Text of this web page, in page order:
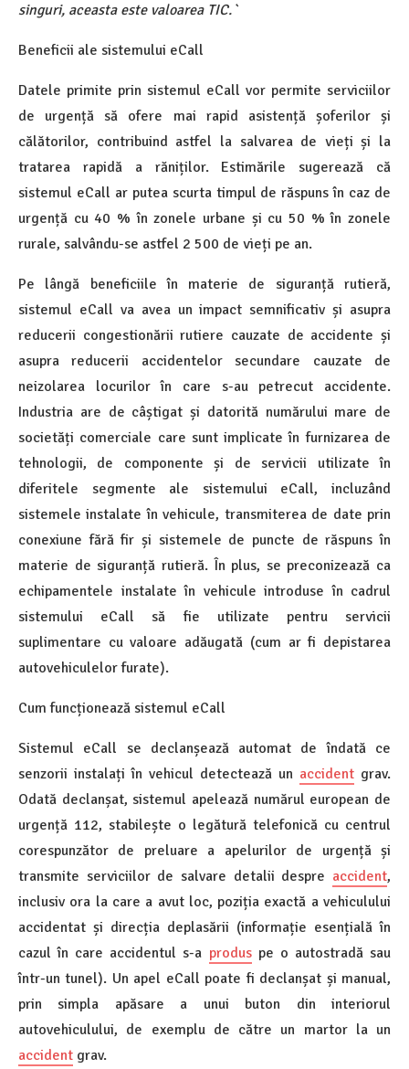
singuri, aceasta este valoarea TIC.`
Beneficii ale sistemului eCall
Datele primite prin sistemul eCall vor permite serviciilor
de urgență să ofere mai rapid asistență șoferilor și
călătorilor, contribuind astfel la salvarea de vieți și la
tratarea rapidă a răniților. Estimările sugerează că
sistemul eCall ar putea scurta timpul de răspuns în caz de
urgență cu 40 % în zonele urbane și cu 50 % în zonele
rurale, salvându-se astfel 2 500 de vieți pe an.
Pe lângă beneficiile în materie de siguranță rutieră,
sistemul eCall va avea un impact semnificativ și asupra
reducerii congestionării rutiere cauzate de accidente și
asupra reducerii accidentelor secundare cauzate de
neizolarea locurilor în care s-au petrecut accidente.
Industria are de câștigat și datorită numărului mare de
societăți comerciale care sunt implicate în furnizarea de
tehnologii, de componente și de servicii utilizate în
diferitele segmente ale sistemului eCall, incluzând
sistemele instalate în vehicule, transmiterea de date prin
conexiune fără fir și sistemele de puncte de răspuns în
materie de siguranță rutieră. În plus, se preconizează ca
echipamentele instalate în vehicule introduse în cadrul
sistemului eCall să fie utilizate pentru servicii
suplimentare cu valoare adăugată (cum ar fi depistarea
autovehiculelor furate).
Cum funcționează sistemul eCall
Sistemul eCall se declanșează automat de îndată ce
senzorii instalați în vehicul detectează un accident grav.
Odată declanșat, sistemul apelează numărul european de
urgență 112, stabilește o legătură telefonică cu centrul
corespunzător de preluare a apelurilor de urgență și
transmite serviciilor de salvare detalii despre accident,
inclusiv ora la care a avut loc, poziția exactă a vehiculului
accidentat și direcția deplasării (informație esențială în
cazul în care accidentul s-a produspe o autostradă sau
într-un tunel). Un apel eCall poate fi declanșat și manual,
prin simpla apăsare a unui buton din interiorul
autovehiculului, de exemplu de către un martor la un
accident grav.